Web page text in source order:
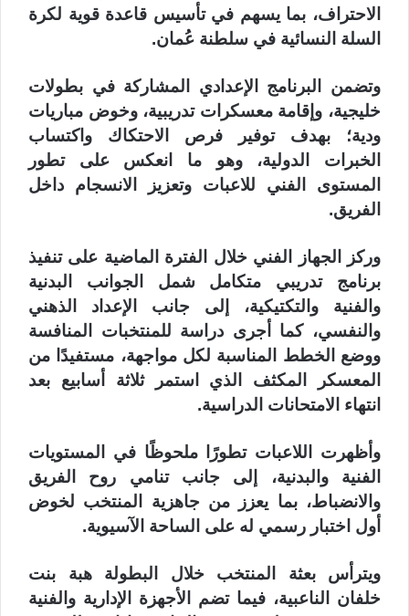
الاحتراف، بما يسهم في تأسيس قاعدة قوية لكرة
السلة النسائية في سلطنة عُمان.
وتضمن البرنامج الإعدادي المشاركة في بطولات
خليجية، وإقامة معسكرات تدريبية، وخوض مباريات
ودية؛ بهدف توفير فرص الاحتكاك واكتساب
الخبرات الدولية، وهو ما انعكس على تطور
المستوى الفني للاعبات وتعزيز الانسجام داخل
الفريق.
وركز الجهاز الفني خلال الفترة الماضية على تنفيذ
برنامج تدريبي متكامل شمل الجوانب البدنية
والفنية والتكتيكية، إلى جانب الإعداد الذهني
والنفسي، كما أجرى دراسة للمنتخبات المنافسة
ووضع الخطط المناسبة لكل مواجهة، مستفيدًا من
المعسكر المكثف الذي استمر ثلاثة أسابيع بعد
انتهاء الامتحانات الدراسية.
وأظهرت اللاعبات تطورًا ملحوظًا في المستويات
الفنية والبدنية، إلى جانب تنامي روح الفريق
والانضباط، بما يعزز من جاهزية المنتخب لخوض
أول اختبار رسمي له على الساحة الآسيوية.
ويترأس بعثة المنتخب خلال البطولة هبة بنت
خلفان الناعبية، فيما تضم الأجهزة الإدارية والفنية